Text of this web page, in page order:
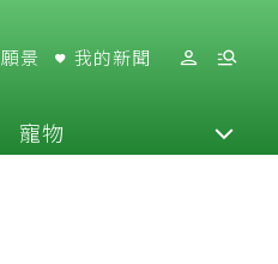
願景 我的新聞
寵物